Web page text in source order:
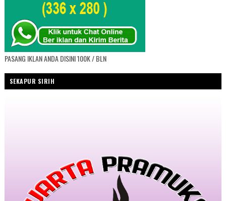
PASANG IKLAN ANDA DISINI 100K / BLN
SEKAPUR SIRIH